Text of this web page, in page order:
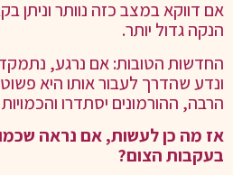
אם דווקא במצב כזה נוותר וניתן
הנקה גדול יותר.
החדשות הטובות: אם נרגע,
ונדע שהדרך לעבור אותו היא
הרבה, ההורמונים יסתדרו
אז מה כן לעשות, אם נראה
בעקבות הצום?